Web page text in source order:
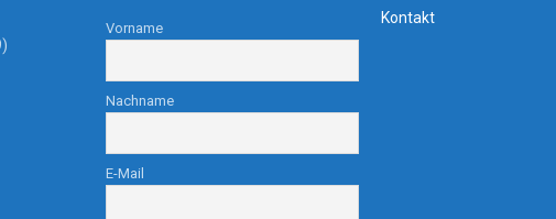
Vorname
Nachname
E-Mail
Kontakt